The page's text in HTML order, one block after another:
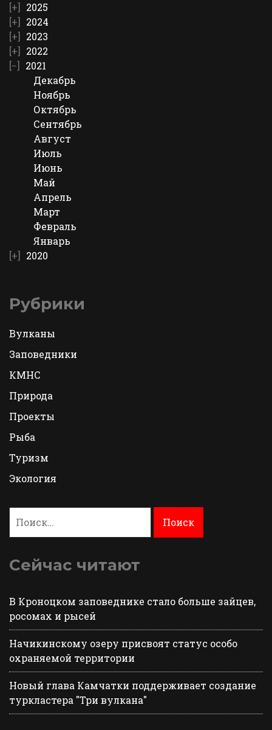
2025
2024
2023
2022
2021
Декабрь
Ноябрь
Октябрь
Сентябрь
Август
Июль
Июнь
Май
Апрель
Март
Февраль
Январь
2020
Рубрики
Вулканы
Заповедники
КМНС
Природа
Проекты
Рыба
Туризм
Экология
Сейчас читают
В Кроноцком заповеднике стало больше зайцев,
росомах и рысей
Начикинскому озеру присвоят статус особо
охраняемой территории
Новый глава Камчатки поддерживает создание
туркластера "Три вулкана"